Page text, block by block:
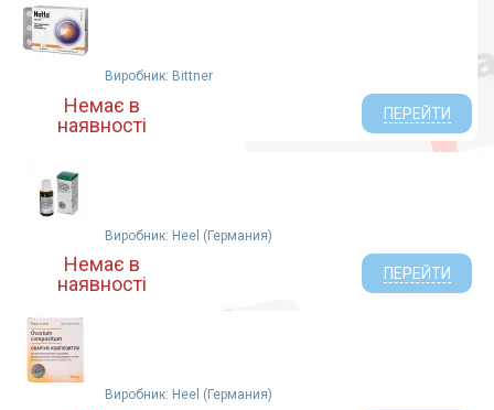
сечогінні препарати (1)
спазмолітики (1)
судинорозширювальні (1)
щитовидна залоза (1)
Виробник: Bittner
Немає в
наявності
ПЕРЕЙТИ
Виробник: Heel (Германия)
Немає в
наявності
ПЕРЕЙТИ
Виробник: Heel (Германия)